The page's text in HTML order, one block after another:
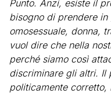
Punto. Anzi, esiste il
bisogno di prendere
omosessuale, donna,
vuol dire che nella
perché siamo così
discriminare gli altri. Il
politicamente corretto,